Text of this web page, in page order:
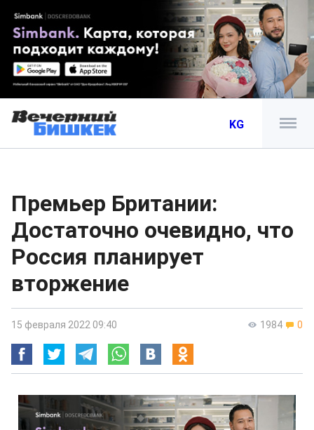
KG
Премьер Британии:
Достаточно очевидно, что
Россия планирует
вторжение
1984 0
15 февраля 2022 09:40